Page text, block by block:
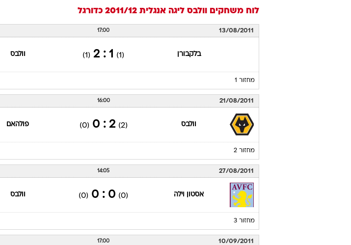
לוח משחקים וולבס ליגה אנגלית 2011/12 כדורגל
13/08/2011
17:00
בלקבורן (1)
1 : 2
(1) וולבס
מחזור 1
21/08/2011
16:00
וולבס (2)
2 : 0
(0) פולהאם
מחזור 2
27/08/2011
14:05
אסטון וילה (0)
0 : 0
(0) וולבס
מחזור 3
10/09/2011
17:00